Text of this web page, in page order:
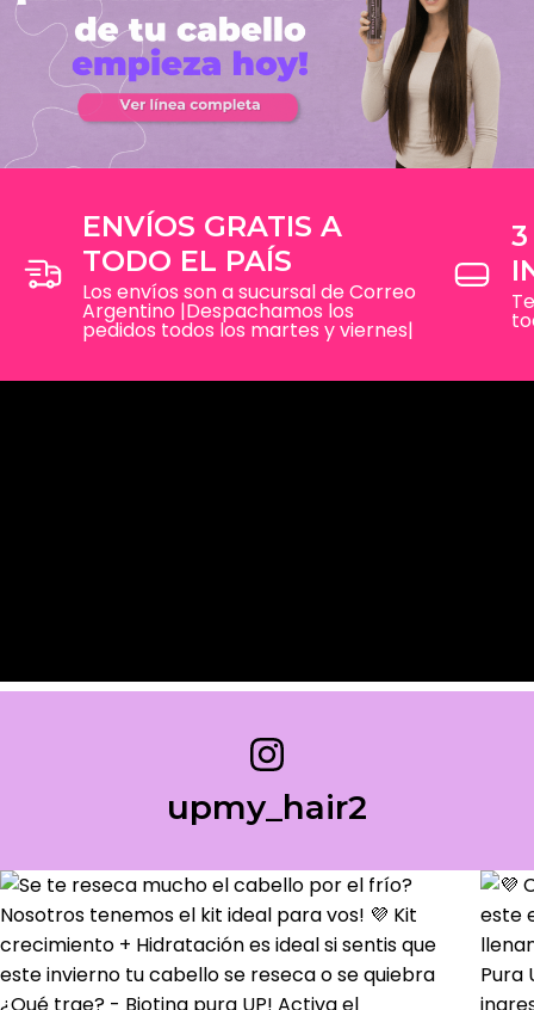
ENVÍOS GRATIS A
TODO EL PAÍS
Los envíos son a sucursal de Correo
Argentino |Despachamos los
pedidos todos los martes y viernes|
3
upmy_hair2